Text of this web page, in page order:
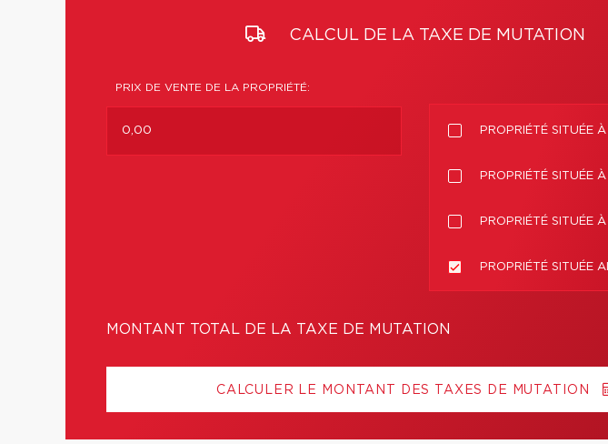
CALCUL DE LA TAXE DE MUTATION
PRIX DE VENTE DE LA PROPRIÉTÉ:
PROPRIÉTÉ SITUÉE
PROPRIÉTÉ SITUÉE
PROPRIÉTÉ SITUÉE
PROPRIÉTÉ SITUÉE
MONTANT TOTAL DE LA TAXE DE MUTATION
CALCULER LE MONTANT DES TAXES DE MUTATION